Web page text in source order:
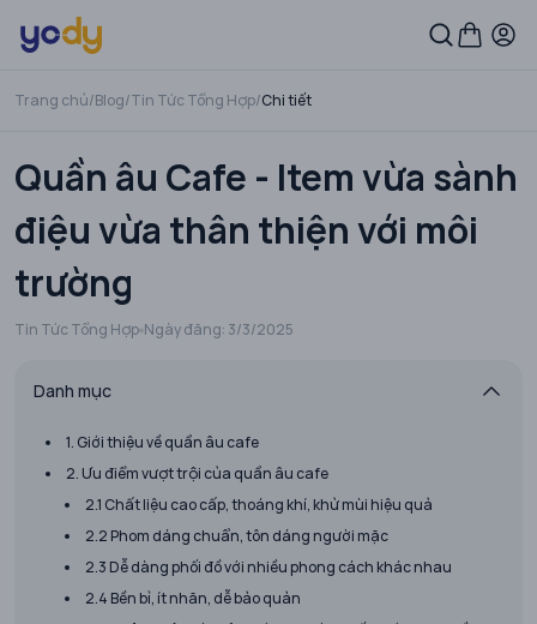
Trang chủ/Blog/Tin Tức Tổng Hợp/Chi tiết
Quần âu Cafe - Item vừa sành
điệu vừa thân thiện với môi
trường
Tin Tức Tổng Hợp Ngày đăng: 3/3/2025
Danh mục
1. Giới thiệu về quần âu cafe
2. Ưu điểm vượt trội của quần âu cafe
2.1 Chất liệu cao cấp, thoáng khí, khử mùi hiệu quả
2.2 Phom dáng chuẩn, tôn dáng người mặc
2.3 Dễ dàng phối đồ với nhiều phong cách khác nhau
2.4 Bền bỉ, ít nhăn, dễ bảo quản